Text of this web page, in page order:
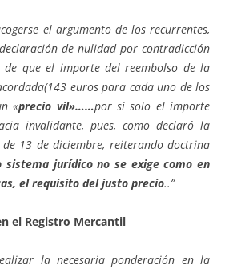
el argumento de los recurrentes,
de nulidad por contradicción
de que el importe del reembolso de la
euros para cada uno de los
«precio vil»……por sí solo el importe
invalidante, pues, como declaró la
de 13 de diciembre, reiterando doctrina
sistema jurídico no se exige como en
el requisito del justo precio..”
el Registro Mercantil
la necesaria ponderación en la